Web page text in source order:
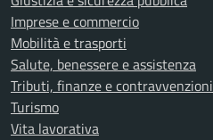
Imprese e commercio
Mobilità e trasporti
Salute, benessere e assistenza
Tributi, finanze e contravvenzioni
Turismo
Vita lavorativa